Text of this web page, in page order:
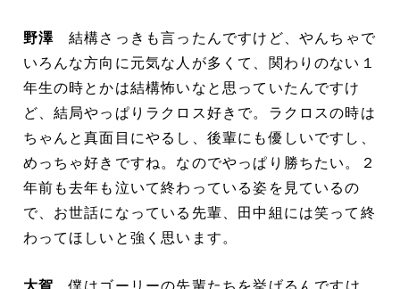
野澤結構さっきも言ったんですけど、やんちゃで
いろんな方向に元気な人が多くて、関わりのない１
年生の時とかは結構怖いなと思っていたんですけ
ど、結局やっぱりラクロス好きで。ラクロスの時は
ちゃんと真面目にやるし、後輩にも優しいですし、
めっちゃ好きですね。なのでやっぱり勝ちたい。２
年前も去年も泣いて終わっている姿を見ているの
で、お世話になっている先輩、田中組には笑って終
わってほしいと強く思います。